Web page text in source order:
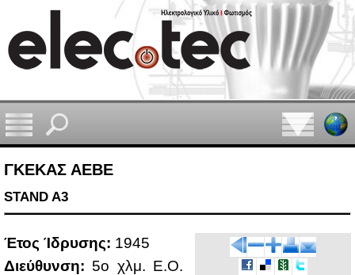
ΓΚΕΚΑΣ ΑΕΒΕ
STAND A3
Έτος Ίδρυ­σης: 1945
Διεύ­θυν­ση: 5o χλμ. Ε.Ο.